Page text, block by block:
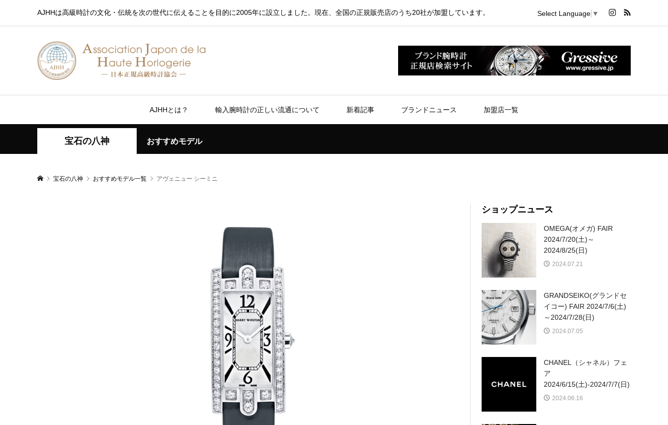
AJHHは高級時計の文化・伝統を次の世代に伝えることを目的に2005年に設立しました。現在、全国の正規販売店のうち20社が加盟しています。 Select Language ▼
AJHHとは？ 輸入腕時計の正しい流通について 新着記事 ブランドニュース 加盟店一覧
宝石の八神 おすすめモデル
宝石の八神 おすすめモデル一覧 アヴェニュー シーミニ
ショップニュース
OMEGA(オメガ) FAIR
2024/7/20(土)～
2024/8/25(日)
2024.07.21
GRANDSEIKO(グランドセ
イコー) FAIR 2024/7/6(土)
～2024/7/28(日)
2024.07.05
CHANEL（シャネル）フェ
ア
2024/6/15(土)-2024/7/7(日)
2024.06.16